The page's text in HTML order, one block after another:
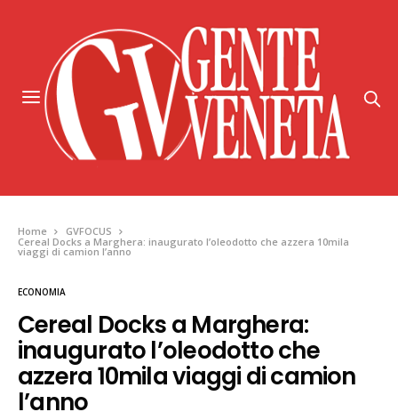
Home
GVFOCUS
Cereal Docks a Marghera: inaugurato l’oleodotto che azzera 10mila
viaggi di camion l’anno
ECONOMIA
Cereal Docks a Marghera:
inaugurato l’oleodotto che
azzera 10mila viaggi di camion
l’anno